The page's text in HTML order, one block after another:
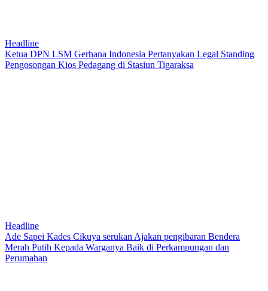
Headline
Ketua DPN LSM Gerhana Indonesia Pertanyakan Legal Standing
Pengosongan Kios Pedagang di Stasiun Tigaraksa
Headline
Ade Sapei Kades Cikuya serukan Ajakan pengibaran Bendera
Merah Putih Kepada Warganya Baik di Perkampungan dan
Perumahan